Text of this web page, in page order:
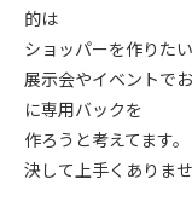
的は
ショッパーを作りたい
展示会やイベントで
に専用バックを
作ろうと考えてます。
決して上手くありま